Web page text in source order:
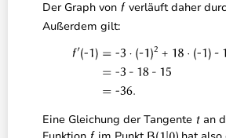
Der Graph von verläuft daher
Außerdem gilt:
Eine Gleichung der Tangente
an